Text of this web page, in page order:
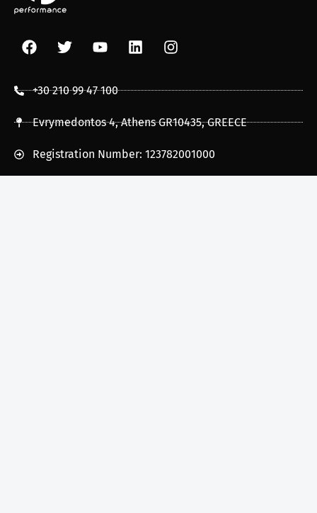
+30 210 99 47 100
Evrymedontos 4, Athens GR10435, GREECE
Registration Number: 123782001000